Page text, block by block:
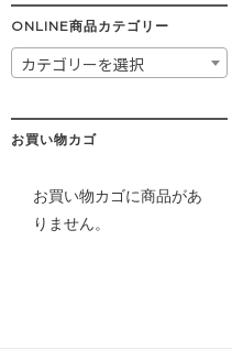
ONLINE商品カテゴリー
カテゴリーを選択
お買い物カゴ
お買い物カゴに商品があ
りません。